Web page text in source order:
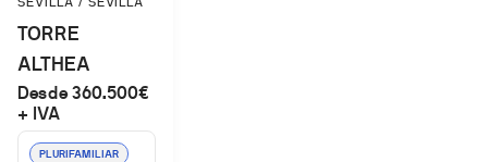
TORRE
ALTHEA
Desde 360.500€
+ IVA
PLURIFAMILIAR